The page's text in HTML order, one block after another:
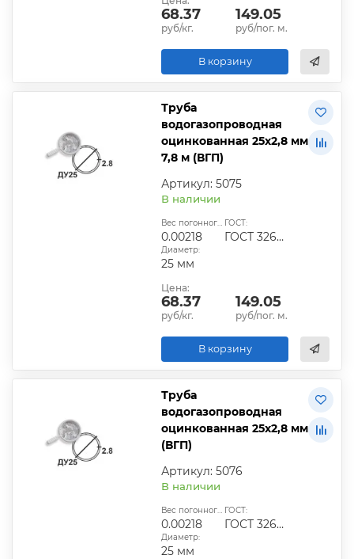
68.37
руб/кг.
149.05
руб/пог. м.
В корзину
Труба
водогазопроводная
оцинкованная 25х2,8 мм
7,8 м (ВГП)
Артикул: 5075
В наличии
Вес погонного метра, т.:
0.00218
ГОСТ:
ГОСТ 3262-75
Диаметр:
25 мм
Цена:
68.37
руб/кг.
149.05
руб/пог. м.
В корзину
Труба
водогазопроводная
оцинкованная 25х2,8 мм
(ВГП)
Артикул: 5076
В наличии
Вес погонного метра, т.:
0.00218
ГОСТ:
ГОСТ 3262-75
Диаметр:
25 мм